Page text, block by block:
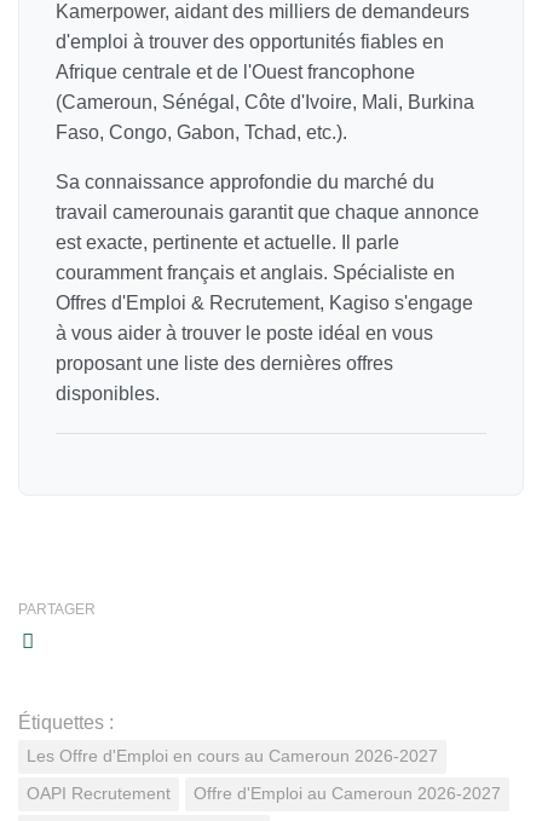
Kamerpower, aidant des milliers de demandeurs
d'emploi à trouver des opportunités fiables en
Afrique centrale et de l'Ouest francophone
(Cameroun, Sénégal, Côte d'Ivoire, Mali, Burkina
Faso, Congo, Gabon, Tchad, etc.).
Sa connaissance approfondie du marché du
travail camerounais garantit que chaque annonce
est exacte, pertinente et actuelle. Il parle
couramment français et anglais. Spécialiste en
Offres d'Emploi & Recrutement, Kagiso s'engage
à vous aider à trouver le poste idéal en vous
proposant une liste des dernières offres
disponibles.
PARTAGER
Étiquettes :
Les Offre d'Emploi en cours au Cameroun 2026-2027
OAPI Recrutement Offre d'Emploi au Cameroun 2026-2027